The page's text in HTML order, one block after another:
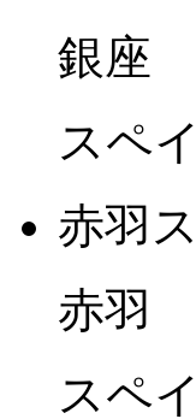
銀座
スペ
赤羽
赤羽
スペ